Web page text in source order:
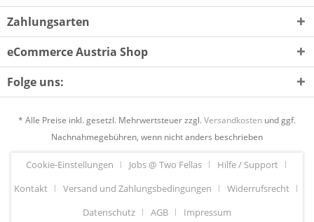
Zahlungsarten
eCommerce Austria Shop
Folge uns:
* Alle Preise inkl. gesetzl. Mehrwertsteuer zzgl.Versandkosten und ggf.
Nachnahmegebühren, wenn nicht anders beschrieben
Cookie-Einstellungen Jobs @ Two Fellas
Hilfe / Support
Kontakt
Versand und Zahlungsbedingungen
Widerrufsrecht
Datenschutz
AGB Impressum